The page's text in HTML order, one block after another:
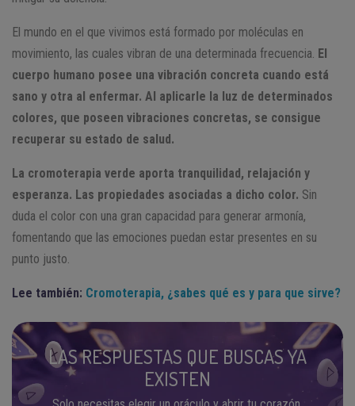
El mundo en el que vivimos está formado por moléculas en
movimiento, las cuales vibran de una determinada frecuencia. El
cuerpo humano posee una vibración concreta cuando está
sano y otra al enfermar. Al aplicarle la luz de determinados
colores, que poseen vibraciones concretas, se consigue
recuperar su estado de salud.
La cromoterapia verde aporta tranquilidad, relajación y
esperanza. Las propiedades asociadas a dicho color. Sin
duda el color con una gran capacidad para generar armonía,
fomentando que las emociones puedan estar presentes en su
punto justo.
Lee también: Cromoterapia, ¿sabes qué es y para que sirve?
LAS RESPUESTAS QUE BUSCAS YA
EXISTEN